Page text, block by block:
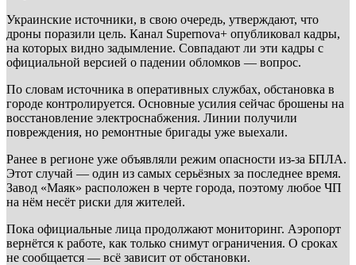
Украинские источники, в свою очередь, утверждают, что
дроны поразили цель. Канал Supernova+ опубликовал кадры,
на которых видно задымление. Совпадают ли эти кадры с
официальной версией о падении обломков — вопрос.
По словам источника в оперативных службах, обстановка в
городе контролируется. Основные усилия сейчас брошены на
восстановление электроснабжения. Линии получили
повреждения, но ремонтные бригады уже выехали.
Ранее в регионе уже объявляли режим опасности из-за БПЛА.
Этот случай — один из самых серьёзных за последнее время.
Завод «Маяк» расположен в черте города, поэтому любое ЧП
на нём несёт риски для жителей.
Пока официальные лица продолжают мониторинг. Аэропорт
вернётся к работе, как только снимут ограничения. О сроках
не сообщается — всё зависит от обстановки.